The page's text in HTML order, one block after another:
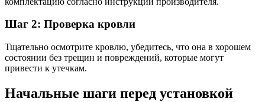
Шаг 2: Проверка кровли
Тщательно осмотрите кровлю, убедитесь, что она в хорошем
состоянии без трещин и повреждений, которые могут
привести к утечкам.
Начальные шаги перед установкой